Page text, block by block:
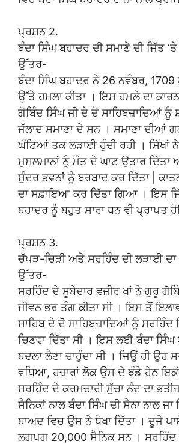
ਪ੍ਰਸ਼ਨ 2.
ਬੰਦਾ ਸਿੰਘ ਬਹਾਦਰ ਦੀ ਸਮਾਣੇ ਦੀ ਜਿੱਤ
ਉੱਤਰ-
ਬੰਦਾ ਸਿੰਘ ਬਹਾਦਰ ਨੇ 26 ਨਵੰਬਰ,
ਉੱਤੇ ਹਮਲਾ ਕੀਤਾ । ਇਸ ਹਮਲੇ ਦਾ
ਗੋਬਿੰਦ ਸਿੰਘ ਜੀ ਦੇ ਦੋ ਸਾਹਿਬਜ਼ਾਦਿਆਂ ਨੂੰ
ਜੱਲਾਦ ਸਮਾਣਾ ਦੇ ਸਨ । ਸਮਾਣਾ ਦੀਆਂ
ਘੰਟਿਆਂ ਤਕ ਲੜਾਈ ਹੁੰਦੀ ਰਹੀ । ਸਿੱਖਾਂ
ਮੁਸਲਮਾਨਾਂ ਨੂੰ ਮੌਤ ਦੇ ਘਾਟ ਉਤਾਰ
ਸੁੰਦਰ ਭਵਨਾਂ ਨੂੰ ਬਰਬਾਦ ਕਰ ਦਿੱਤਾ |
ਦਾ ਸਫ਼ਾਇਆ ਕਰ ਦਿੱਤਾ ਗਿਆ । ਇਸ
ਬਹਾਦਰ ਨੂੰ ਬਹੁਤ ਸਾਰਾ ਧਨ ਵੀ ਪ੍ਰਾਪਤ
ਪ੍ਰਸ਼ਨ 3.
ਚੱਪੜ-ਚਿੜੀ ਅਤੇ ਸਰਹਿੰਦ ਦੀ ਲੜਾਈ ਦਾ
ਉੱਤਰ-
ਸਰਹਿੰਦ ਦੇ ਸੂਬੇਦਾਰ ਵਜ਼ੀਰ ਖਾਂ ਨੇ ਗੁਰੂ
ਜੀਵਨ ਭਰ ਤੰਗ ਕੀਤਾ ਸੀ । ਇਸ ਤੋਂ
ਸਾਹਿਬ ਦੇ ਦੋ ਸਾਹਿਬਜ਼ਾਦਿਆਂ ਨੂੰ ਸਰਹਿੰਦ
ਚਿਣਵਾ ਦਿੱਤਾ ਸੀ । ਇਸ ਲਈ ਬੰਦਾ
ਬਦਲਾ ਲੈਣਾ ਚਾਹੁੰਦਾ ਸੀ । ਜਿਉਂ ਹੀ ਉਹ
ਵਧਿਆ, ਹਜ਼ਾਰਾਂ ਲੋਕ ਉਸ ਦੇ ਝੰਡੇ ਹੇਠ
ਸਰਹਿੰਦ ਦੇ ਕਰਮਚਾਰੀ ਸੁੱਚਾ ਨੰਦ ਦਾ
ਸੈਨਿਕਾਂ ਨਾਲ ਬੰਦਾ ਸਿੰਘ ਦੀ ਸੈਨਾ ਨਾਲ
ਬਾਅਦ ਵਿਚ ਉਸ ਨੇ ਧੋਖਾ ਦਿੱਤਾ । ਦੂਜੇ
ਲਗਪਗ 20,000 ਸੈਨਿਕ ਸਨ ।